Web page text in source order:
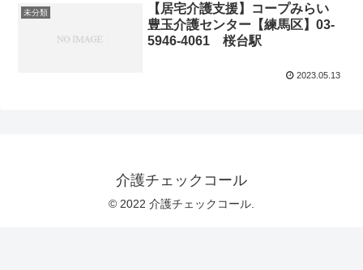
未分類
【居宅介護支援】コープみらい
豊玉介護センター【練馬区】03-
5946-4061 桜台駅
2023.05.13
介護チェックコール
© 2022 介護チェックコール.